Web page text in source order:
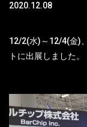
2020.12.08
12/2(水)～12/4(金)
トに出展しました。